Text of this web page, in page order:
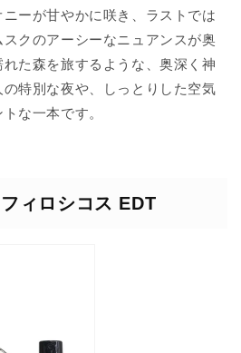
ーが甘やかに咲き、ラストでは
クのアーシーなニュアンスが奥
た森を旅するような、奥深く神
特別な夜や、しっとりした空気
な一本です。
ィロシコス EDT